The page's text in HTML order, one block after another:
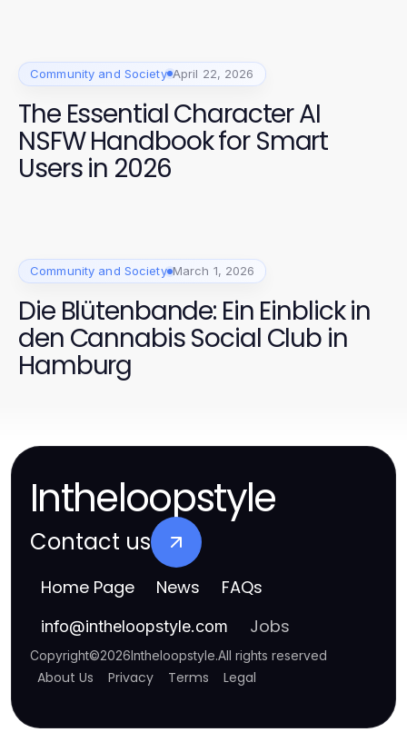
Community and Society April 22, 2026
The Essential Character AI
NSFW Handbook for Smart
Users in 2026
Community and Society March 1, 2026
Die Blütenbande: Ein Einblick in
den Cannabis Social Club in
Hamburg
Intheloopstyle
Contact us
Home Page News FAQs
info@intheloopstyle.com Jobs
Copyright©2026Intheloopstyle.All rights reserved
About Us Privacy Terms Legal